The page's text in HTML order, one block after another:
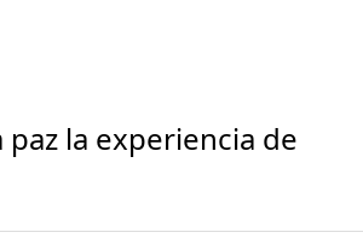
la experiencia de